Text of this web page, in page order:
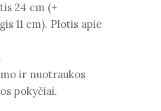
24 cm (+
11 cm). Plotis apie
ir nuotraukos
pokyčiai.